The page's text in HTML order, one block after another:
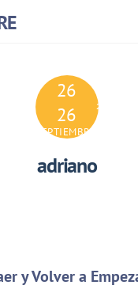
26
26
SEPTIEMBRE
2024
adriano
y Volver a